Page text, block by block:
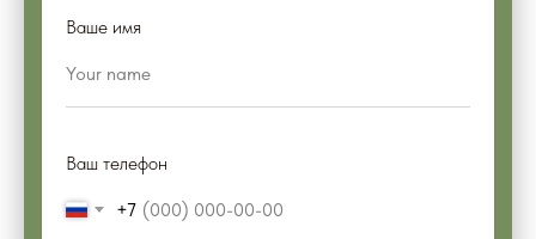
Ваше имя
Ваш телефон
+7